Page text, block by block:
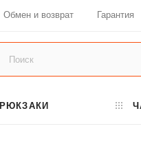
Обмен и возврат Гарантия
РЮКЗАКИ